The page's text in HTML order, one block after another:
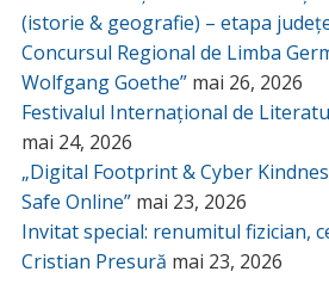
(istorie & geografie) – etapa
Concursul Regional de Limba
Wolfgang Goethe” mai 26, 2026
Festivalul Internațional de
mai 24, 2026
„Digital Footprint & Cyber
Safe Online” mai 23, 2026
Invitat special: renumitul fizician,
Cristian Presură mai 23, 2026